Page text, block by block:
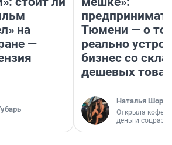
на
—
Тюмени — о
реально
бизнес со
дешевых
Наталья
Открыла
деньги